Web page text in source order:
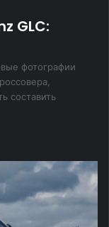
GLC:
фотографии
составить